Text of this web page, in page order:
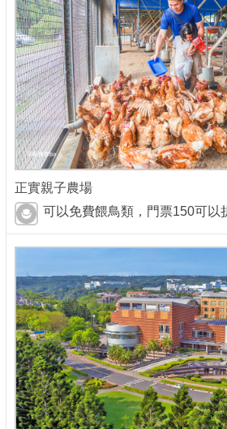
正實親子農場
可以免費餵鳥類，門票150可以